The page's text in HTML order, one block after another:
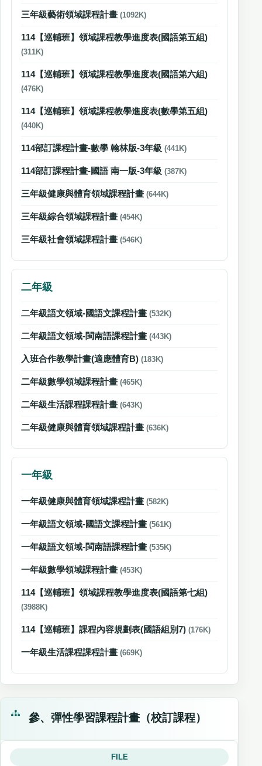
三年級藝術領域課程計畫 (1092K)
114【巡輔班】領域課程教學進度表(國語第五組)
(311K)
114【巡輔班】領域課程教學進度表(國語第六組)
(476K)
114【巡輔班】領域課程教學進度表(數學第五組)
(440K)
114部訂課程計畫-數學 翰林版-3年級 (441K)
114部訂課程計畫-國語 南一版-3年級 (387K)
三年級健康與體育領域課程計畫 (644K)
三年級綜合領域課程計畫 (454K)
三年級社會領域課程計畫 (546K)
二年級
二年級語文領域-國語文課程計畫 (532K)
二年級語文領域-閩南語課程計畫 (443K)
入班合作教學計畫(適應體育B) (183K)
二年級數學領域課程計畫 (465K)
二年級生活課程課程計畫 (643K)
二年級健康與體育領域課程計畫 (636K)
一年級
一年級健康與體育領域課程計畫 (582K)
一年級語文領域-國語文課程計畫 (561K)
一年級語文領域-閩南語課程計畫 (535K)
一年級數學領域課程計畫 (453K)
114【巡輔班】領域課程教學進度表(國語第七組)
(3988K)
114【巡輔班】課程內容規劃表(國語組別7) (176K)
一年級生活課程課程計畫 (669K)
參、彈性學習課程計畫（校訂課程）
FILE